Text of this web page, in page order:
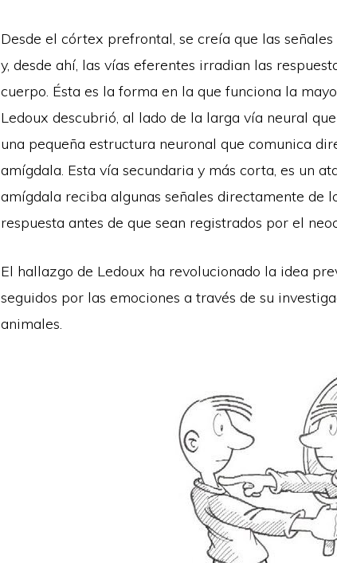
Desde el córtex prefrontal, se creía que las
y, desde ahí, las vías eferentes irradian las
cuerpo. Ésta es la forma en la que funciona la
Ledoux descubrió, al lado de la larga vía neural
una pequeña estructura neuronal que comunica
amígdala. Esta vía secundaria y más corta, es un
amígdala reciba algunas señales directamente de
respuesta antes de que sean registrados por el
El hallazgo de Ledoux ha revolucionado la idea
seguidos por las emociones a través de su
animales.